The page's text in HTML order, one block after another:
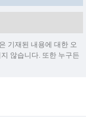
기재된 내용에 대한 오
않습니다. 또한 누구든